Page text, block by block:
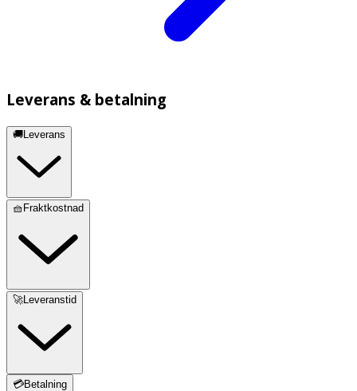
Leverans & betalning
🚚Leverans
🧺Fraktkostnad
🚀Leveranstid
💳Betalning